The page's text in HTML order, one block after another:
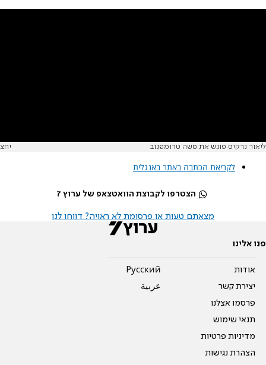
ליאור נרקיס פוגש את סשה טרומפנוב יחצ
לקריאת הכתבה באתר באנגלית
הצטרפו לקבוצת הוואטצאפ של ערוץ 7
מצאתם טעות או פרסומת לא ראויה? דווחו לנו
פנו אלינו
אודות
יצירת קשר
פרסמו אצלנו
תנאי שימוש
מדיניות פרטיות
הצהרת נגישות
Pусский
عربية